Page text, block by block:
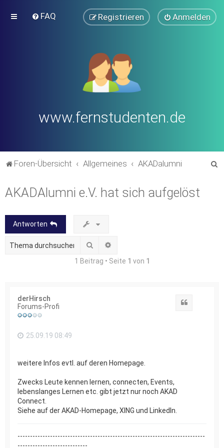
FAQ Anmelden
Registrieren
www.fernstudenten.de
Foren-Übersicht Allgemeines AKADalumni
AKADAlumni e.V. hat sich aufgelöst
Antworten
Suche
1 Beitrag • Seite 1 von 1
derHirsch
Forums-Profi
25.09.19 08:49
weitere Infos evtl. auf deren Homepage.
Zwecks Leute kennen lernen, connecten, Events,
lebenslanges Lernen etc. gibt jetzt nur noch AKAD
Connect.
Siehe auf der AKAD-Homepage, XING und LinkedIn.
---------------------------------------------------------------------------
----------------------------